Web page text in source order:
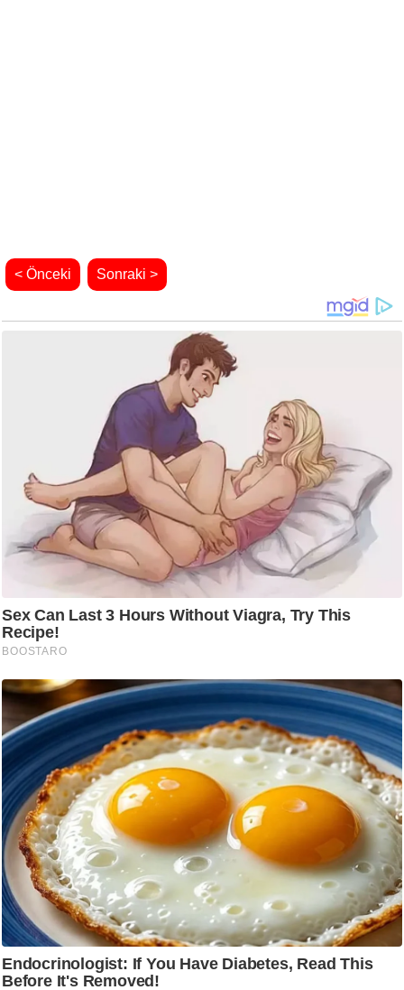
< Önceki Sonraki >